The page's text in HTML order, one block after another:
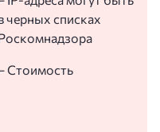
черных списках
Стоимость